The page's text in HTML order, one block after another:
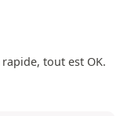
tout est OK.